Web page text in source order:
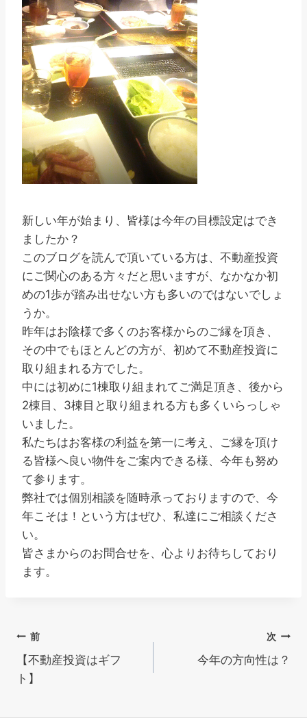
新しい年が始まり、皆様は今年の目標設定はでき
ましたか？
このブログを読んで頂いている方は、不動産投資
にご関心のある方々だと思いますが、なかなか初
めの1歩が踏み出せない方も多いのではないでしょ
うか。
昨年はお陰様で多くのお客様からのご縁を頂き、
その中でもほとんどの方が、初めて不動産投資に
取り組まれる方でした。
中には初めに1棟取り組まれてご満足頂き、後から
2棟目、3棟目と取り組まれる方も多くいらっしゃ
いました。
私たちはお客様の利益を第一に考え、ご縁を頂け
る皆様へ良い物件をご案内できる様、今年も努め
て参ります。
弊社では個別相談を随時承っておりますので、今
年こそは！という方はぜひ、私達にご相談くださ
い。
皆さまからのお問合せを、心よりお待ちしており
ます。
投
稿
前
【不動産投資はギフ
ト】
次
今年の方向性は？